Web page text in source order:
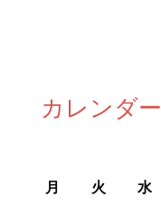
カレンダー
月 火 水